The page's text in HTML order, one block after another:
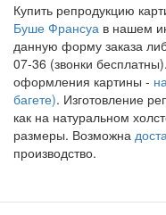
Купить репродукцию
Буше Франсуа в нашем
данную форму заказа
07-36 (звонки
оформления картины -
багете). Изготовление
как на натуральном
размеры. Возможна
производство.